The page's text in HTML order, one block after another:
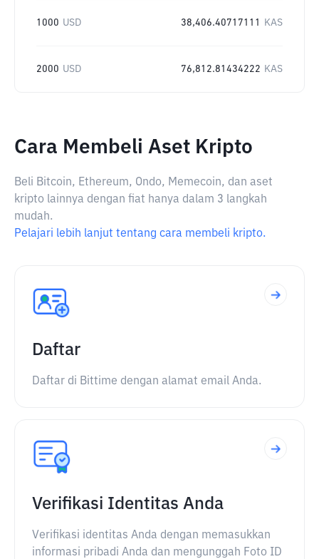
1000 USD 38,406.40717111 KAS
2000 USD 76,812.81434222 KAS
Cara Membeli Aset Kripto
Beli Bitcoin, Ethereum, Ondo, Memecoin, dan aset
kripto lainnya dengan fiat hanya dalam 3 langkah
mudah.
Pelajari lebih lanjut tentang cara membeli kripto.
Daftar
Daftar di Bittime dengan alamat email Anda.
Verifikasi Identitas Anda
Verifikasi identitas Anda dengan memasukkan
informasi pribadi Anda dan mengunggah Foto ID